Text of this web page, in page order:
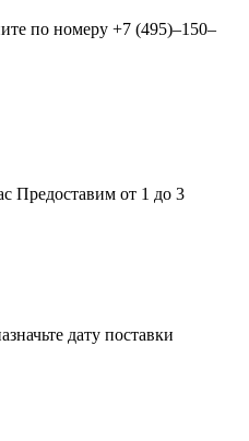
по номеру +7 (495)–150–
Предоставим от 1 до 3
дату поставки